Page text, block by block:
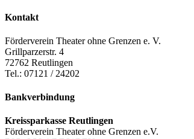
Kon­takt
För­der­ver­ein Thea­ter ohne Gren­zen e. V.
Grill­par­zer­str. 4
72762 Reut­lin­gen
Tel.: 07121 / 24202
Bank­ver­bin­dung
Kreis­spar­kasse Reut­lin­gen
För­der­ver­ein Thea­ter ohne Gren­zen e.V.